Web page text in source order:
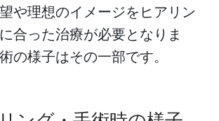
や理想のイメージをヒアリン
合った治療が必要となりま
の様子はその一部です。